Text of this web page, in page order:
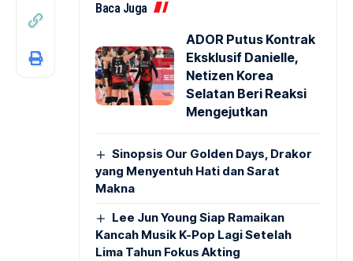
Baca Juga
ADOR Putus Kontrak
Eksklusif Danielle,
Netizen Korea
Selatan Beri Reaksi
Mengejutkan
Sinopsis Our Golden Days, Drakor
yang Menyentuh Hati dan Sarat
Makna
Lee Jun Young Siap Ramaikan
Kancah Musik K-Pop Lagi Setelah
Lima Tahun Fokus Akting